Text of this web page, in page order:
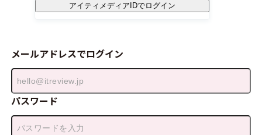
アイティメディアIDでログイン
メールアドレスでログイン
パスワード